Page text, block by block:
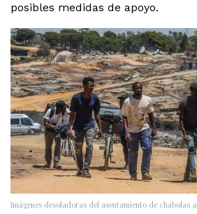
posibles medidas de apoyo.
Imágenes desoladoras del asentamiento de chabolas